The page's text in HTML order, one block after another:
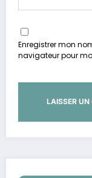
Enregistrer mon
navigateur pour